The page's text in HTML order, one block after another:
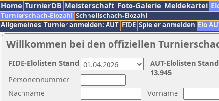
Home TurnierDB Meisterschaft Foto-Galerie Meldekartei
Turnierschach-Elozahl Schnellschach-Elozahl
Allgemeines Turnier anmelden: AUT FIDE Spieler anmelden Elo
Willkommen bei den offiziellen
Nachname
Vorname
Personennummer
AUT-Elolisten
13.945
FIDE-Elolisten Stand